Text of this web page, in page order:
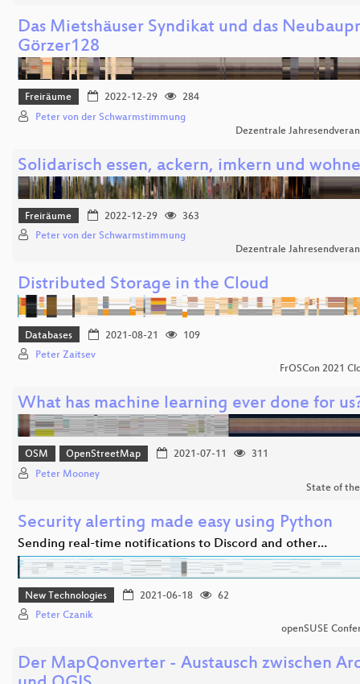
Das Mietshäuser Syndikat und das
Görzer128
Freiräume 2022-12-29
284
Peter von der Schwarmstimmung
Dezentrale
Solidarisch essen, ackern, imkern und
Freiräume 2022-12-29
363
Peter von der Schwarmstimmung
Dezentrale
Distributed Storage in the Cloud
Databases 2021-08-21
109
Peter Zaitsev
FrOSCon 2021
What has machine learning ever done for
OSM OpenStreetMap 2021-07-11
311
Peter Mooney
State of
Security alerting made easy using Python
Sending real-time notifications to Discord and other…
New Technologies 2021-06-18
62
Peter Czanik
openSUSE
Der MapQonverter - Austausch zwischen